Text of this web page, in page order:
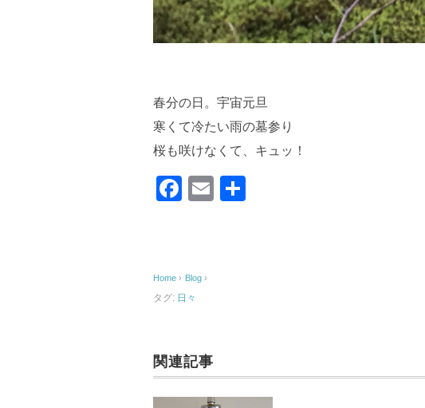
春分の日。宇宙元旦
寒くて冷たい雨の墓参り
桜も咲けなくて、キュッ！
F
b
k
E
Home › Blog ›
タグ: 日々
関連記事